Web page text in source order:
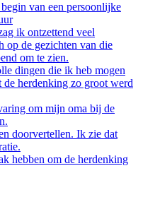
van een persoonlijke
ik ontzettend veel
op de gezichten van die
om te zien.
dingen die ik heb mogen
herdenking zo groot werd
om mijn oma bij de
doorvertellen. Ik zie dat
hebben om de herdenking